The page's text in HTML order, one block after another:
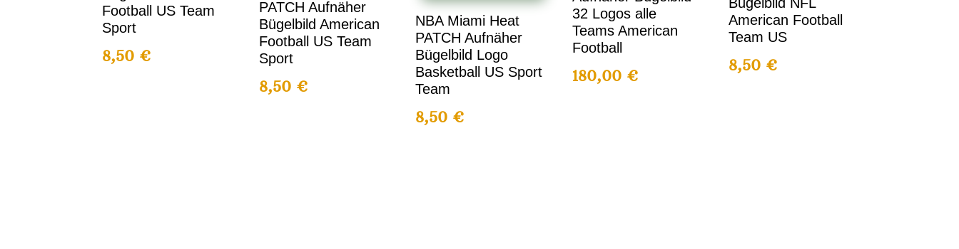
Football US Team
Sport
8,50 €
PATCH Aufnäher
Bügelbild American
Football US Team
Sport
8,50 €
NBA Miami Heat
PATCH Aufnäher
Bügelbild Logo
Basketball US Sport
Team
8,50€
32 Logos alle
Teams American
Football
180,00 €
American Football
Team US
8,50€